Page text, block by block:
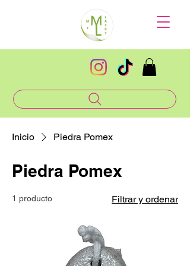
Inicio Piedra Pomex
Piedra Pomex
1 producto Filtrar y ordenar